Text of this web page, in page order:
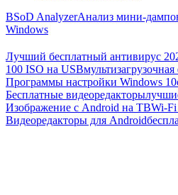
BSoD AnalyzerАнализ мини-
Windows
Лучший бесплатный антивирус
100 ISO на USB
Программы настройки Windows 10
Бесплатные видеоредакторы
Изображение с Android на ТВWi-Fi
Видеоредакторы для Android